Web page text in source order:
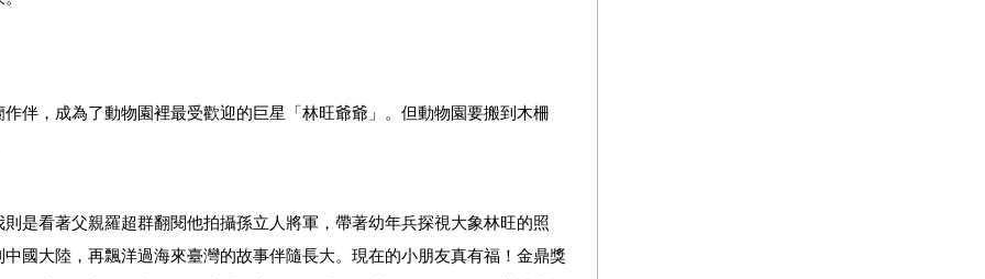
伴，成為了動物園裡最受歡迎的巨星「林旺爺爺」。但動物園要搬到木柵
是看著父親羅超群翻閱他拍攝孫立人將軍，帶著幼年兵探視大象林旺的照
國大陸，再飄洋過海來臺灣的故事伴隨長大。現在的小朋友真有福！金鼎獎